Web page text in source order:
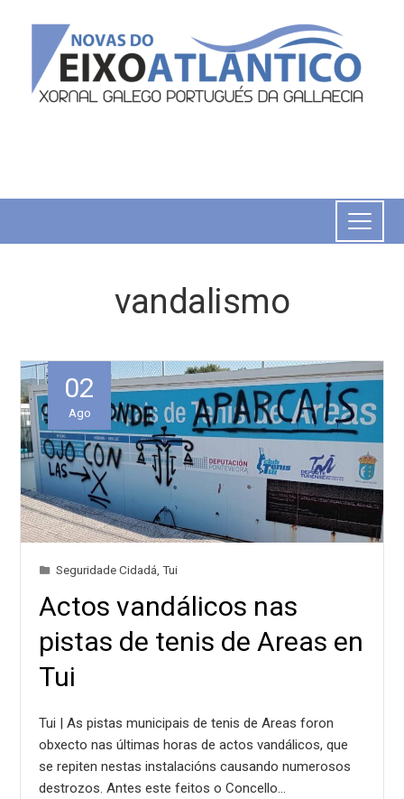
vandalismo
02
Ago
Seguridade Cidadá ,Tui
Actos vandálicos nas
pistas de tenis de Areas en
Tui
Tui | As pistas municipais de tenis de Areas foron
obxecto nas últimas horas de actos vandálicos, que
se repiten nestas instalacións causando numerosos
destrozos. Antes este feitos o Concello…